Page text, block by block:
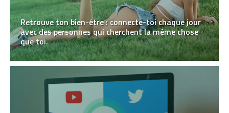
Retrouve ton bien-être : connecte-toi chaque jour
avec des personnes qui cherchent la même chose
que toi.